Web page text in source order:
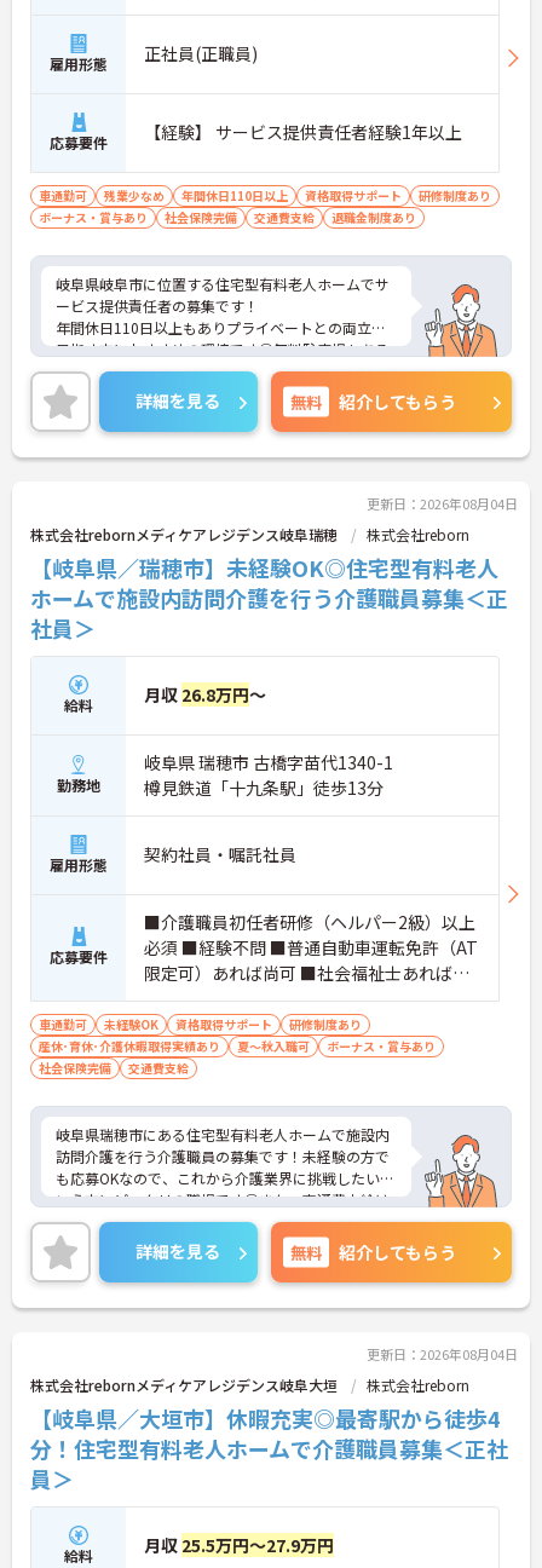
雇用形態 正社員(正職員)
応募要件 【経験】 サービス提供責任者経験1年以上
車通勤可 残業少なめ 年間休日110日以上 資格取得サポート
研修制度あり
ボーナス・賞与あり
社会保険完備 交通費支給 退職金制度あり
岐阜県岐阜市に位置する住宅型有料老人ホームでサ
ービス提供責任者の募集です！
年間休日110日以上もありプライベートとの両立を
目指す方におすすめの環境です◎無料駐車場もある
為マイカーでの通勤も楽々♪昇給や賞与制度があ
り、頑張りが評価されてしっかりと還元されます。
さらに各種手当も充実しているのは嬉しいポイント
です◎フォロー体制もあり、経験に関わらず安心し
てスタートできます。
ントもお伝えしますので是非ご応募お待ちしており
ます。
詳細を見る 無料 紹介してもらう
更新日：2026年08月04日
株式会社rebornメディケアレジデンス岐阜瑞穂 株式会社reborn
【岐阜県／瑞穂市】未経験OK◎住宅型有料老人
ホームで施設内訪問介護を行う介護職員募集＜正
社員＞
給料 月収 26.8万円～
勤務地
岐阜県 瑞穂市 古橋字苗代1340-1
樽見鉄道「十九条駅」徒歩13分
雇用形態 契約社員・嘱託社員
応募要件
■介護職員初任者研修（ヘルパー2級）以上
必須 ■経験不問 ■普通自動車運転免許（AT
限定可）あれば尚可 ■社会福祉士あれば尚
可
車通勤可 未経験OK 資格取得サポート
研修制度あり
産休･育休･介護休暇取得実績あり
夏～秋入職可
ボーナス・賞与あり
社会保険完備
交通費支給
岐阜県瑞穂市にある住宅型有料老人ホームで施設内
訪問介護を行う介護職員の募集です！未経験の方で
も応募OKなので、これから介護業界に挑戦したいと
いう方にピッタリの職場です◎また、交通費支給は
もちろん、資格手当などの各種手当に加え、昇給・
賞与ありで待遇面もばっちり！あなたの頑張りがし
っかり評価されます♪ご興味のある方は面接ポイン
トをお伝えしますので、お気軽にご連絡ください！
詳細を見る 無料 紹介してもらう
更新日：2026年08月04日
株式会社rebornメディケアレジデンス岐阜大垣 株式会社reborn
【岐阜県／大垣市】休暇充実◎最寄駅から徒歩4
分！住宅型有料老人ホームで介護職員募集＜正社
員＞
給料 月収 25.5万円～27.9万円